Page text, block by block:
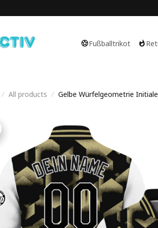
Fußballtrikot
All products Gelbe Würfelgeometrie